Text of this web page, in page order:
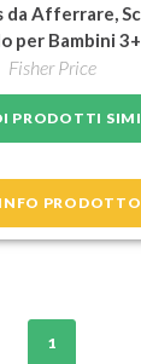
da Afferrare,
per Bambini
Fisher Price
PRODOTTI
INFO PRODOTTO
1